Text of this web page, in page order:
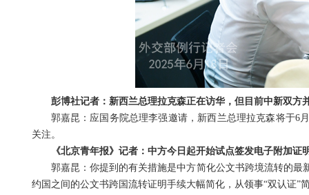
彭博社记者：新西兰总理拉克森正在访华，但目前中新双方
郭嘉昆：应国务院总理李强邀请，新西兰总理拉克森将于6
关注。
《北京青年报》记者：中方今日起开始试点签发电子附加
郭嘉昆：你提到的有关措施是中方简化公文书跨境流转的
约国之间的公文书跨国流转证明手续大幅简化，从领事“双认证”